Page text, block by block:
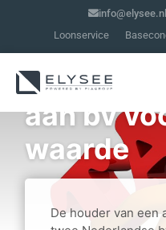
info@elysee.nl
Loonservice
aan bv
waarde
De houder van een